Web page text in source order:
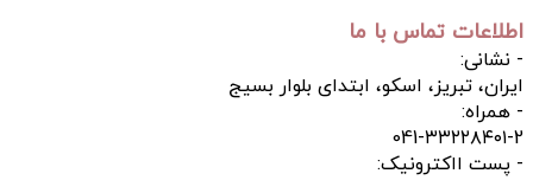
اطلاعات تماس با ما
- نشانی:
ایران، تبریز، اسکو، ابتدای بلوار بسیج
- همراه:
041-۳۳۲۲۸۴۰۱-2
- پست ااکترونیک: